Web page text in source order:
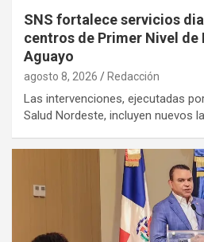
SNS fortalece servicios
centros de Primer Nivel de
Aguayo
agosto 8, 2026 Redacción
Las intervenciones, ejecutadas
Salud Nordeste, incluyen nuevos